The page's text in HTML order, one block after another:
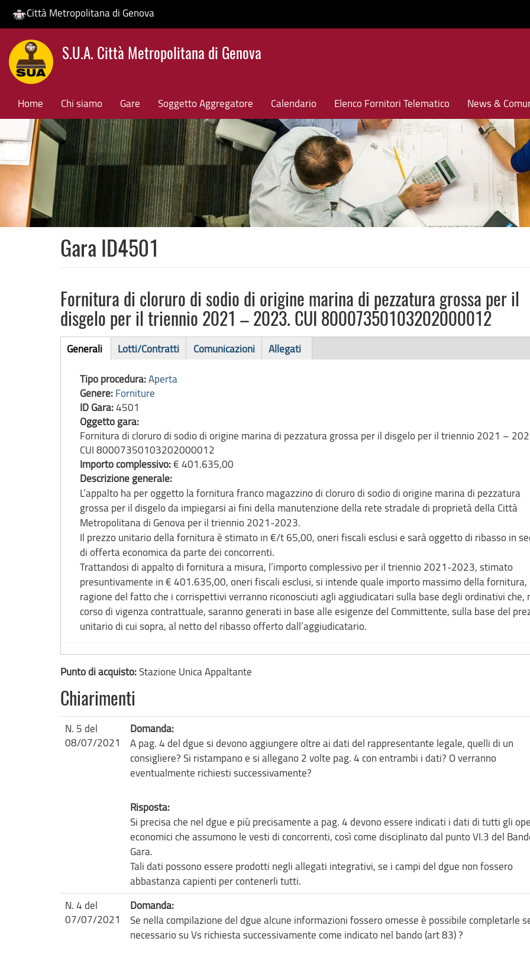
Salta
contenuto
principale
Città Metropolitana di Genova
S.U.A. Città Metropolitana di Genova
Home Chi siamo Gare Soggetto Aggregatore Calendario Elenco Fornitori Telematico News &
Gara ID4501
Fornitura di cloruro di sodio di origine marina di pezzatura grossa per il
disgelo per il triennio 2021 – 2023. CUI 80007350103202000012
Bando
gara
Generali
attiva)
Lotti/Contratti Comunicazioni Allegati
Tipo procedura:Aperta
Genere: Forniture
ID Gara:4501
Oggetto gara:
Fornitura di cloruro di sodio di origine marina di pezzatura grossa per il disgelo per il triennio 2021 –
CUI 80007350103202000012
Importo complessivo:€ 401.635,00
Descrizione generale:
L’appalto ha per oggetto la fornitura franco magazzino di cloruro di sodio di origine marina di pezzatura
grossa per il disgelo da impiegarsi ai fini della manutenzione della rete stradale di proprietà della Città
Metropolitana di Genova per il triennio 2021-2023.
Il prezzo unitario della fornitura è stimato in €/t 65,00, oneri fiscali esclusi e sarà oggetto di ribasso in
di offerta economica da parte dei concorrenti.
Trattandosi di appalto di fornitura a misura, l’importo complessivo per il triennio 2021-2023, stimato
presuntivamente in € 401.635,00, oneri fiscali esclusi, si intende quale importo massimo della fornitura,
ragione del fatto che i corrispettivi verranno riconosciuti agli aggiudicatari sulla base degli ordinativi che,
corso di vigenza contrattuale, saranno generati in base alle esigenze del Committente, sulla base del
unitario di cui sopra, al netto del ribasso offerto dall’aggiudicatario.
Punto di acquisto:Stazione Unica Appaltante
Chiarimenti
N. 5 del
08/07/2021
Domanda:
A pag. 4 del dgue si devono aggiungere oltre ai dati del rappresentante legale, quelli di un
consigliere? Si ristampano e si allegano 2 volte pag. 4 con entrambi i dati? O verranno
eventualmente richiesti successivamente?
Risposta:
Si precisa che nel dgue e più precisamente a pag. 4 devono essere indicati i dati di tutti gli
economici che assumono le vesti di concorrenti, così come disciplinato dal punto VI.3 del
Gara.
Tali dati possono essere prodotti negli allegati integrativi, se i campi del dgue non fossero
abbastanza capienti per contenerli tutti.
N. 4 del
07/07/2021
Domanda:
Se nella compilazione del dgue alcune informazioni fossero omesse è possibile completarle
necessario su Vs richiesta successivamente come indicato nel bando (art 83) ?